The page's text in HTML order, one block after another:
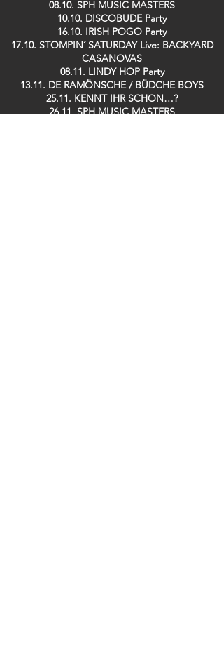
08.10. SPH MUSIC MASTERS
10.10. DISCOBUDE Party
16.10. IRISH POGO Party
17.10. STOMPIN´ SATURDAY Live: BACKYARD
CASANOVAS
08.11. LINDY HOP Party
13.11. DE RAMÖNSCHE / BÜDCHE BOYS
25.11. KENNT IHR SCHON…?
26.11. SPH MUSIC MASTERS